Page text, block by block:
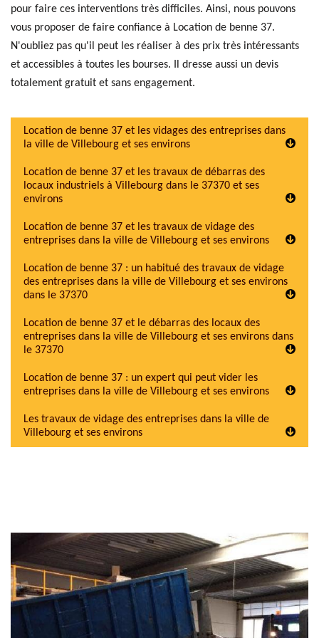
pour faire ces interventions très difficiles. Ainsi, nous pouvons
vous proposer de faire confiance à Location de benne 37.
N'oubliez pas qu'il peut les réaliser à des prix très intéressants
et accessibles à toutes les bourses. Il dresse aussi un devis
totalement gratuit et sans engagement.
Location de benne 37 et les vidages des entreprises dans
la ville de Villebourg et ses environs
Location de benne 37 et les travaux de débarras des
locaux industriels à Villebourg dans le 37370 et ses
environs
Location de benne 37 et les travaux de vidage des
entreprises dans la ville de Villebourg et ses environs
Location de benne 37 : un habitué des travaux de vidage
des entreprises dans la ville de Villebourg et ses environs
dans le 37370
Location de benne 37 et le débarras des locaux des
entreprises dans la ville de Villebourg et ses environs dans
le 37370
Location de benne 37 : un expert qui peut vider les
entreprises dans la ville de Villebourg et ses environs
Les travaux de vidage des entreprises dans la ville de
Villebourg et ses environs